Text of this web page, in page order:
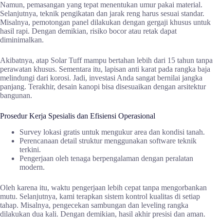
Namun, pemasangan yang tepat menentukan umur pakai material.
Selanjutnya, teknik pengikatan dan jarak reng harus sesuai standar.
Misalnya, pemotongan panel dilakukan dengan gergaji khusus untuk
hasil rapi. Dengan demikian, risiko bocor atau retak dapat
diminimalkan.
Akibatnya, atap Solar Tuff mampu bertahan lebih dari 15 tahun tanpa
perawatan khusus. Sementara itu, lapisan anti karat pada rangka baja
melindungi dari korosi. Jadi, investasi Anda sangat bernilai jangka
panjang. Terakhir, desain kanopi bisa disesuaikan dengan arsitektur
bangunan.
Prosedur Kerja Spesialis dan Efisiensi Operasional
Survey lokasi gratis untuk mengukur area dan kondisi tanah.
Perencanaan detail struktur menggunakan software teknik
terkini.
Pengerjaan oleh tenaga berpengalaman dengan peralatan
modern.
Oleh karena itu, waktu pengerjaan lebih cepat tanpa mengorbankan
mutu. Selanjutnya, kami terapkan sistem kontrol kualitas di setiap
tahap. Misalnya, pengecekan sambungan dan leveling rangka
dilakukan dua kali. Dengan demikian, hasil akhir presisi dan aman.